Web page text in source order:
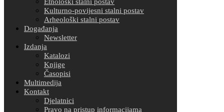
Kulturno-povijesni stalni postav
Arheološki stalni postav
Događanja
Newsletter
Izdanja
Katalozi
Knjige
Časopisi
Multimedija
Kontakt
Djelatnici
Pravo na pristup informacijama